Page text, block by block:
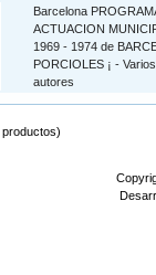
Barcelona
ACTUACION
1969 - 1974 de
PORCIOLES ¡ - Varios
autores
productos)